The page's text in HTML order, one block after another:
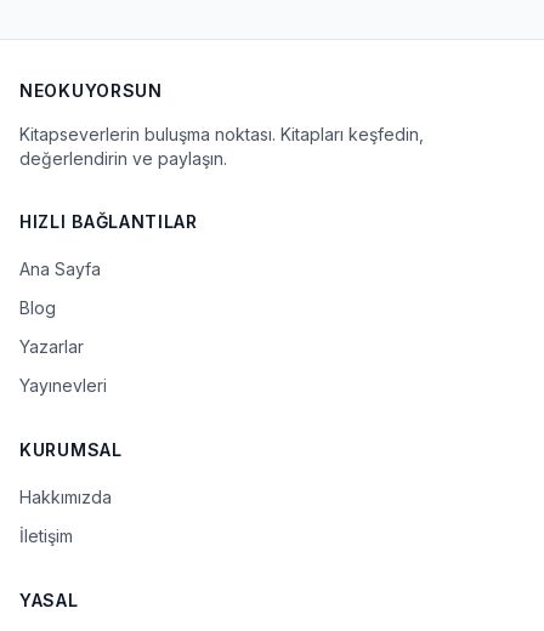
NEOKUYORSUN
Kitapseverlerin buluşma noktası. Kitapları keşfedin,
değerlendirin ve paylaşın.
HIZLI BAĞLANTILAR
Ana Sayfa
Blog
Yazarlar
Yayınevleri
KURUMSAL
Hakkımızda
İletişim
YASAL